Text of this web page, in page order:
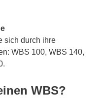
sich durch ihre
WBS 100, WBS 140,
WBS?